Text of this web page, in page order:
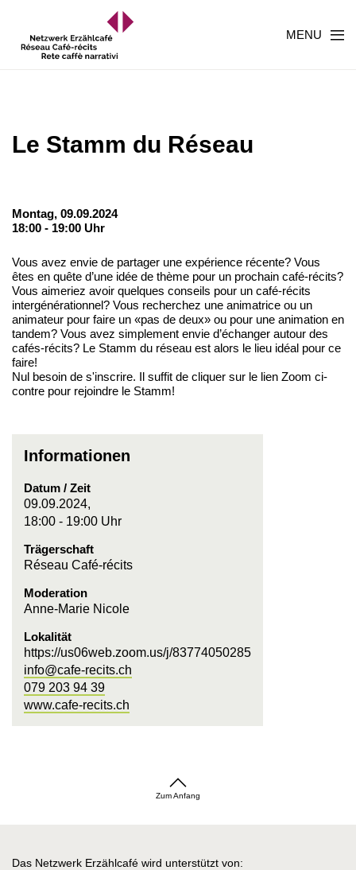
MENU
Le Stamm du Réseau
Montag, 09.09.2024
18:00 - 19:00 Uhr
Vous avez envie de partager une expérience récente? Vous
êtes en quête d’une idée de thème pour un prochain café-récits?
Vous aimeriez avoir quelques conseils pour un café-récits
intergénérationnel? Vous recherchez une animatrice ou un
animateur pour faire un «pas de deux» ou pour une animation en
tandem? Vous avez simplement envie d’échanger autour des
cafés-récits? Le Stamm du réseau est alors le lieu idéal pour ce
faire!
Nul besoin de s'inscrire. Il suffit de cliquer sur le lien Zoom ci-
contre pour rejoindre le Stamm!
Informationen
Datum / Zeit
09.09.2024,
18:00 - 19:00 Uhr
Trägerschaft
Réseau Café-récits
Moderation
Anne-Marie Nicole
Lokalität
https://us06web.zoom.us/j/83774050285
info@cafe-recits.ch
079 203 94 39
www.cafe-recits.ch
Zum Anfang
Das Netzwerk Erzählcafé wird unterstützt von: